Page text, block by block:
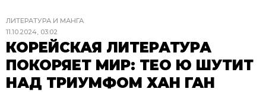
ЛИТЕРАТУРА И МАНГА
11.10.2024, 03:02
КОРЕЙСКАЯ ЛИТЕРАТУРА
ПОКОРЯЕТ МИР: ТЕО Ю ШУТИТ
НАД ТРИУМФОМ ХАН ГАН